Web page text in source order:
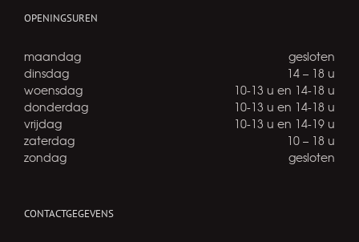
OPENINGSUREN
maandag
gesloten
dinsdag
14 – 18 u
woensdag
10-13 u en 14-18 u
donderdag
10-13 u en 14-18 u
vrijdag
10-13 u en 14-19 u
zaterdag
10 – 18 u
zondag
gesloten
CONTACTGEGEVENS